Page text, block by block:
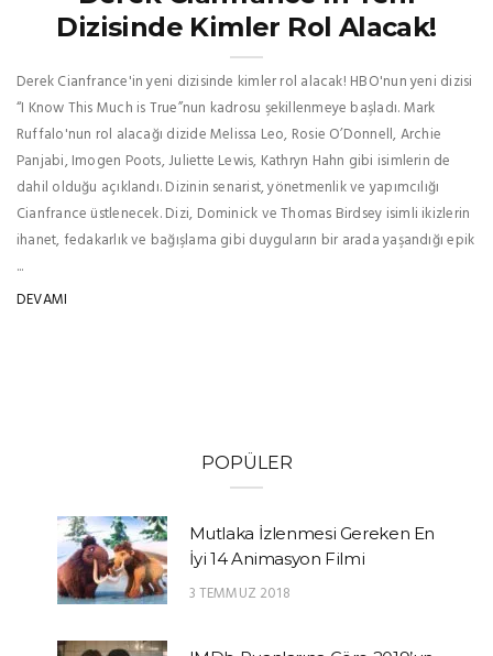
Dizisinde Kimler Rol Alacak!
Derek Cianfrance'in yeni dizisinde kimler rol alacak! HBO'nun yeni dizisi
“I Know This Much is True”nun kadrosu şekillenmeye başladı. Mark
Ruffalo'nun rol alacağı dizide Melissa Leo, Rosie O’Donnell, Archie
Panjabi, Imogen Poots, Juliette Lewis, Kathryn Hahn gibi isimlerin de
dahil olduğu açıklandı. Dizinin senarist, yönetmenlik ve yapımcılığı
Cianfrance üstlenecek. Dizi, Dominick ve Thomas Birdsey isimli ikizlerin
ihanet, fedakarlık ve bağışlama gibi duyguların bir arada yaşandığı epik
...
DEVAMI
POPÜLER
Mutlaka İzlenmesi Gereken En
İyi 14 Animasyon Filmi
3 TEMMUZ 2018